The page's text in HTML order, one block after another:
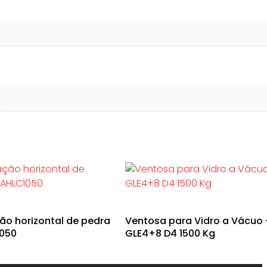
horizontal de pedra
Ventosa para Vidro a Vácuo
GLE4+8 D4 1500 Kg